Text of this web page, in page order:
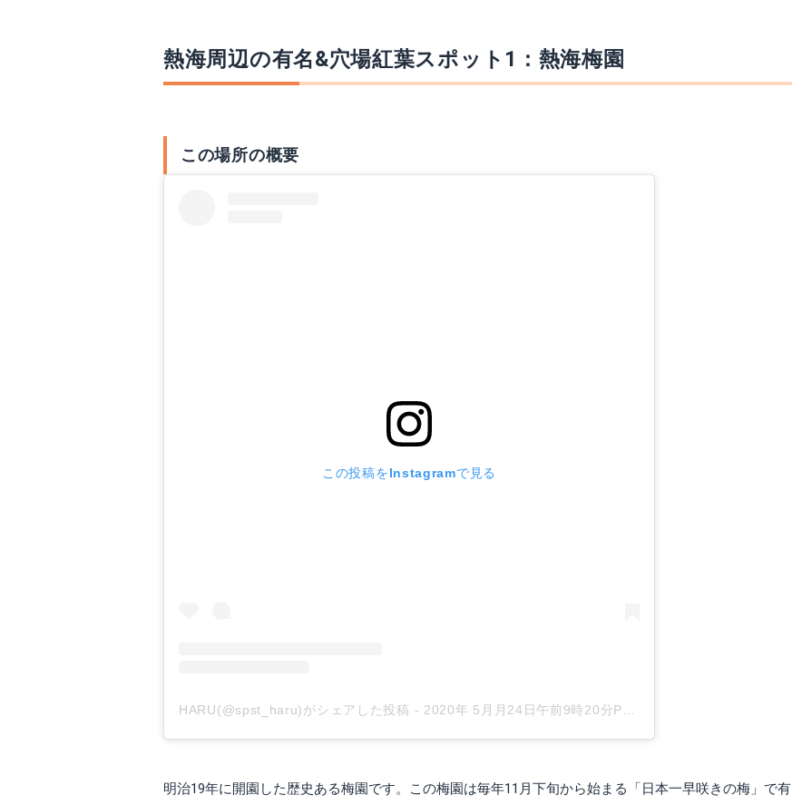
熱海周辺の有名&穴場紅葉スポット1：熱海梅園
この場所の概要
この投稿をInstagramで見る
HARU(@spst_haru)がシェアした投稿 - 2020年 5月月24日午前9時20分PDT
明治19年に開園した歴史ある梅園です。この梅園は毎年11月下旬から始まる「日本一早咲きの梅」で有